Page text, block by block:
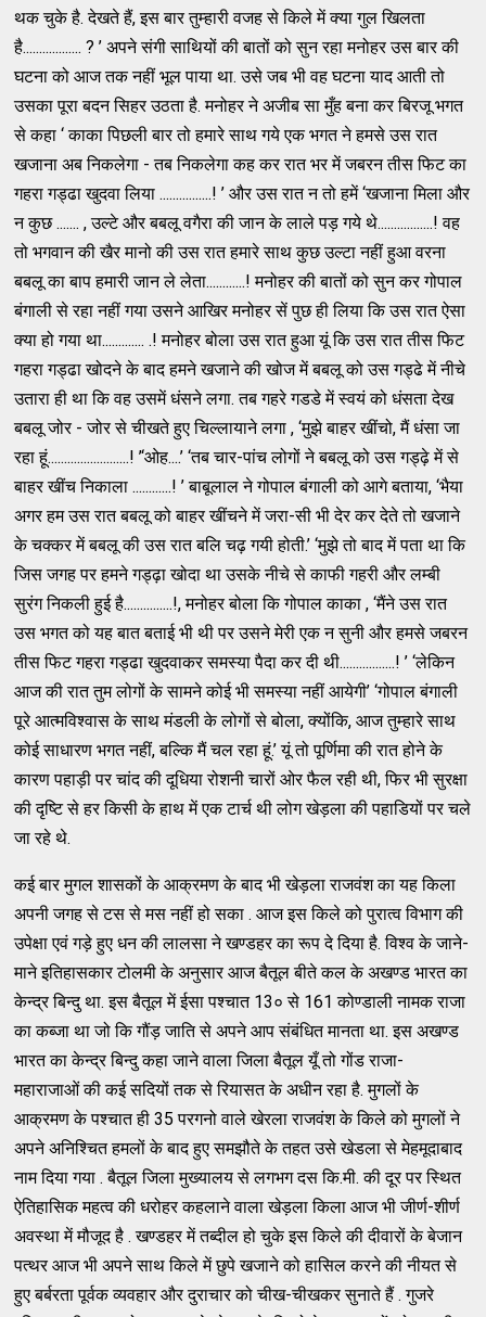
थक चुके है. देखते हैं, इस बार तुम्हारी वजह से किले में क्या गुल खिलता
है.................. ? ’ अपने संगी साथियों की बातों को सुन रहा मनोहर उस बार की
घटना को आज तक नहीं भूल पाया था. उसे जब भी वह घटना याद आती तो
उसका पूरा बदन सिहर उठता है. मनोहर ने अजीब सा मुँह बना कर बिरजू भगत
से कहा ‘ काका पिछली बार तो हमारे साथ गये एक भगत ने हमसे उस रात
खजाना अब निकलेगा - तब निकलेगा कह कर रात भर में जबरन तीस फिट का
गहरा गड्ढा खुदवा लिया ................! ’ और उस रात न तो हमें ‘खजाना मिला और
न कुछ ....... , उल्टे और बबलू वगैरा की जान के लाले पड़ गये थे.................! वह
तो भगवान की खैर मानो की उस रात हमारे साथ कुछ उल्टा नहीं हुआ वरना
बबलू का बाप हमारी जान ले लेता............! मनोहर की बातों को सुन कर गोपाल
बंगाली से रहा नहीं गया उसने आखिर मनोहर सें पुछ ही लिया कि उस रात ऐसा
क्या हो गया था............. .! मनोहर बोला उस रात हुआ यूं कि उस रात तीस फिट
गहरा गड्ढा खोदने के बाद हमने खजाने की खोज में बबलू को उस गड्ढे में नीचे
उतारा ही था कि वह उसमें धंसने लगा. तब गहरे गडडे में स्वयं को धंसता देख
बबलू जोर - जोर से चीखते हुए चिल्लायाने लगा , ‘मुझे बाहर खींचो, मैं धंसा जा
रहा हूं.........................! ’‘ओह....’ ‘तब चार-पांच लोगों ने बबलू को उस गड्ढ़े में से
बाहर खींच निकाला ............! ’ बाबूलाल ने गोपाल बंगाली को आगे बताया, ‘भैया
अगर हम उस रात बबलू को बाहर खींचने में जरा-सी भी देर कर देते तो खजाने
के चक्कर में बबलू की उस रात बलि चढ़ गयी होती.’ ‘मुझे तो बाद में पता था कि
जिस जगह पर हमने गड्ढ़ा खोदा था उसके नीचे से काफी गहरी और लम्बी
सुरंग निकली हुई है...............!, मनोहर बोला कि गोपाल काका , ‘मैंने उस रात
उस भगत को यह बात बताई भी थी पर उसने मेरी एक न सुनी और हमसे जबरन
तीस फिट गहरा गड्ढा खुदवाकर समस्या पैदा कर दी थी.................! ’ ‘लेकिन
आज की रात तुम लोगों के सामने कोई भी समस्या नहीं आयेगी’ ‘गोपाल बंगाली
पूरे आत्मविश्वास के साथ मंडली के लोगों से बोला, क्योंकि, आज तुम्हारे साथ
कोई साधारण भगत नहीं, बल्कि मैं चल रहा हूं.’ यूं तो पूर्णिमा की रात होने के
कारण पहाड़ी पर चांद की दूधिया रोशनी चारों ओर फैल रही थी, फिर भी सुरक्षा
की दृष्टि से हर किसी के हाथ में एक टार्च थी लोग खेड़ला की पहाडियों पर चले
जा रहे थे.
कई बार मुगल शासकों के आक्रमण के बाद भी खेड़ला राजवंश का यह किला
अपनी जगह से टस से मस नहीं हो सका . आज इस किले को पुरात्व विभाग की
उपेक्षा एवं गड़े हुए धन की लालसा ने खण्डहर का रूप दे दिया है. विश्व के जाने-
माने इतिहासकार टोलमी के अनुसार आज बैतूल बीते कल के अखण्ड भारत का
केन्द्र बिन्दु था. इस बैतूल में ईसा पश्चात 13० से 161 कोण्डाली नामक राजा
का कब्जा था जो कि गौंड़ जाति से अपने आप संबंधित मानता था. इस अखण्ड
भारत का केन्द्र बिन्दु कहा जाने वाला जिला बैतूल यूँ तो गोंड राजा-
महाराजाओं की कई सदियों तक से रियासत के अधीन रहा है. मुगलों के
आक्रमण के पश्चात ही 35 परगनो वाले खेरला राजवंश के किले को मुगलों ने
अपने अनिश्चित हमलों के बाद हुए समझौते के तहत उसे खेडला से मेहमूदाबाद
नाम दिया गया . बैतूल जिला मुख्यालय से लगभग दस कि.मी. की दूर पर स्थित
ऐतिहासिक महत्व की धरोहर कहलाने वाला खेड़ला किला आज भी जीर्ण-शीर्ण
अवस्था में मौजूद है . खण्डहर में तब्दील हो चुके इस किले की दीवारों के बेजान
पत्थर आज भी अपने साथ किले में छुपे खजाने को हासिल करने की नीयत से
हुए बर्बरता पूर्वक व्यवहार और दुराचार को चीख-चीखकर सुनाते हैं . गुजरे